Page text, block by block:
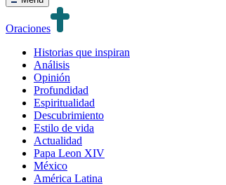
Oraciones
Historias que inspiran
Análisis
Opinión
Profundidad
Espiritualidad
Descubrimiento
Estilo de vida
Actualidad
Papa Leon XIV
México
América Latina